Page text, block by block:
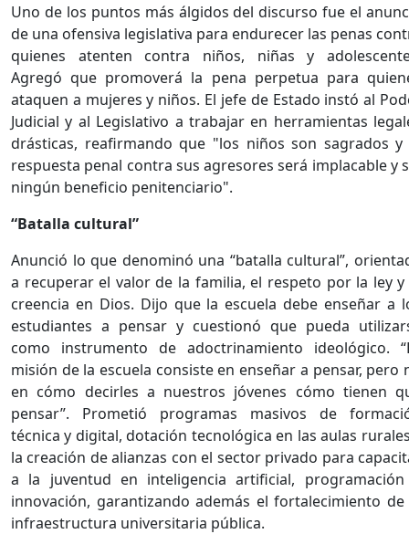
Uno de los puntos más álgidos del discurso fue el
de una ofensiva legislativa para endurecer las penas
quienes atenten contra niños, niñas y
Agregó que promoverá la pena perpetua para
ataquen a mujeres y niños. El jefe de Estado instó al
Judicial y al Legislativo a trabajar en herramientas
drásticas, reafirmando que "los niños son sagrados y
respuesta penal contra sus agresores será implacable y
ningún beneficio penitenciario".
“Batalla cultural”
Anunció lo que denominó una “batalla cultural”,
a recuperar el valor de la familia, el respeto por la ley y
creencia en Dios. Dijo que la escuela debe enseñar a
estudiantes a pensar y cuestionó que pueda
como instrumento de adoctrinamiento ideológico.
misión de la escuela consiste en enseñar a pensar, pero
en cómo decirles a nuestros jóvenes cómo tienen
pensar”. Prometió programas masivos de
técnica y digital, dotación tecnológica en las aulas
la creación de alianzas con el sector privado para
a la juventud en inteligencia artificial,
innovación, garantizando además el fortalecimiento de
infraestructura universitaria pública.